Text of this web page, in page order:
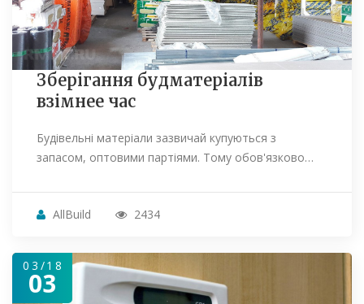
Зберігання будматеріалів
взімнее час
Будівельні матеріали зазвичай купуються з
запасом, оптовими партіями. Тому обов'язково…
AllBuild 2434
03/18
03